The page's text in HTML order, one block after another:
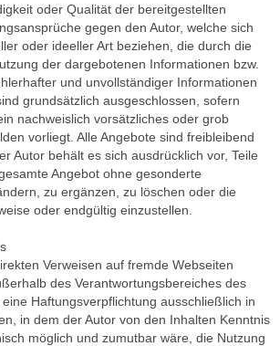
oder Qualität der bereitgestellten
gegen den Autor, welche sich
oder ideeller Art beziehen, die durch die
der dargebotenen Informationen bzw.
und unvollständiger Informationen
grundsätzlich ausgeschlossen, sofern
nachweislich vorsätzliches oder grob
vorliegt. Alle Angebote sind freibleibend
Autor behält es sich ausdrücklich vor, Teile
Angebot ohne gesonderte
zu ergänzen, zu löschen oder die
oder endgültig einzustellen.
Verweisen auf fremde Webseiten
des Verantwortungsbereiches des
Haftungsverpflichtung ausschließlich in
in dem der Autor von den Inhalten Kenntnis
möglich und zumutbar wäre, die Nutzung